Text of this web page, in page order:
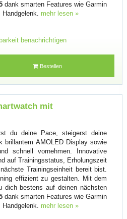
dank smarten Features wie Garmin
mehr lesen »
benachrichtigen
Bestellen
mit
du deine Pace, steigerst deine
brillantem AMOLED Display sowie
schnell vornehmen. Innovative
auf Trainingsstatus, Erholungszeit
Trainingseinheit bereit bist.
effizient zu gestalten. Mit dem
dich bestens auf deinen nächsten
dank smarten Features wie Garmin
mehr lesen »